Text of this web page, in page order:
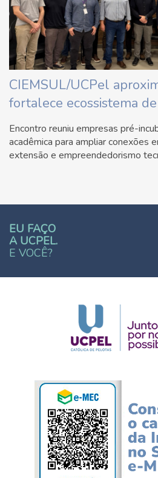
CIEMSUL/UCPel
fortalece ecossistema
Encontro reuniu empresas pré-
acadêmica para ampliar conexões
extensão e empreendedorismo
EU FAÇO
A UCPEL.
E VOCÊ?